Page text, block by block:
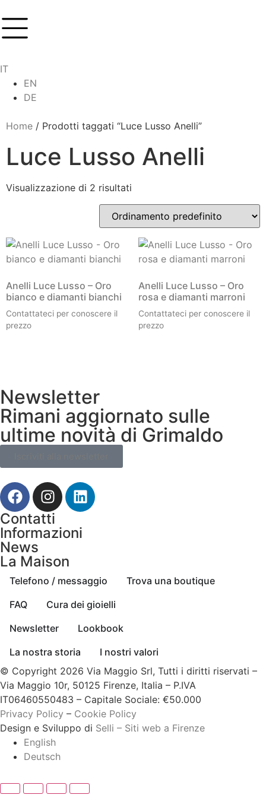
IT
EN
DE
Home / Prodotti taggati “Luce Lusso Anelli”
Luce Lusso Anelli
Visualizzazione di 2 risultati
Anelli Luce Lusso – Oro
bianco e diamanti bianchi
Contattateci per conoscere il
prezzo
Anelli Luce Lusso – Oro
rosa e diamanti marroni
Contattateci per conoscere il
prezzo
Newsletter
Rimani aggiornato sulle
ultime novità di Grimaldo
Contatti
Informazioni
News
La Maison
Telefono / messaggio
Trova una boutique
FAQ
Cura dei gioielli
Newsletter
Lookbook
La nostra storia
I nostri valori
© Copyright 2026 Via Maggio Srl, Tutti i diritti riservati –
Via Maggio 10r, 50125 Firenze, Italia – P.IVA
IT06460550483 – Capitale Sociale: €50.000
Privacy Policy – Cookie Policy
Design e Sviluppo di Selli – Siti web a Firenze
English
Deutsch